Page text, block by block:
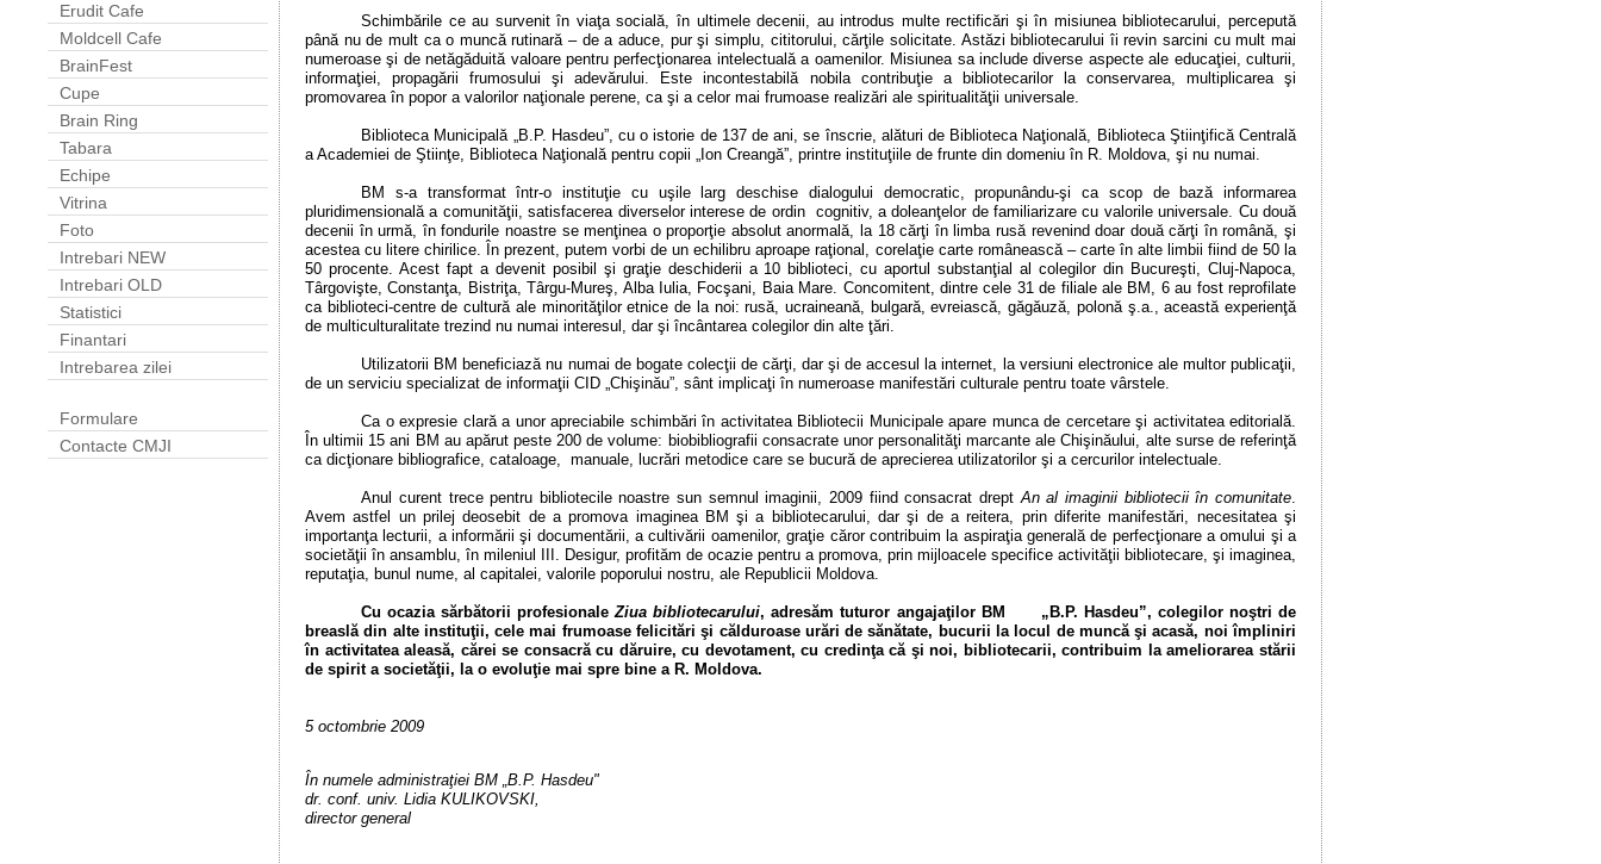
Erudit Cafe
Moldcell Cafe
BrainFest
Cupe
Brain Ring
Tabara
Echipe
Vitrina
Foto
Intrebari NEW
Intrebari OLD
Statistici
Finantari
Intrebarea zilei
Formulare
Contacte CMJI
Schimbările ce au survenit în viaţa socială, în ultimele decenii, au introdus multe rectificări şi în misiunea bibliotecarului, percepută
până nu de mult ca o muncă rutinară – de a aduce, pur şi simplu, cititorului, cărţile solicitate. Astăzi bibliotecarului îi revin sarcini cu mult mai
numeroase şi de netăgăduită valoare pentru perfecţionarea intelectuală a oamenilor. Misiunea sa include diverse aspecte ale educaţiei, culturii,
informaţiei, propagării frumosului şi adevărului. Este incontestabilă nobila contribuţie a bibliotecarilor la conservarea, multiplicarea şi
promovarea în popor a valorilor naţionale perene, ca şi a celor mai frumoase realizări ale spiritualităţii universale.
Biblioteca Municipală „B.P. Hasdeu”, cu o istorie de 137 de ani, se înscrie, alături de Biblioteca Naţională, Biblioteca Ştiinţifică Centrală
a Academiei de Ştiinţe, Biblioteca Naţională pentru copii „Ion Creangă”, printre instituţiile de frunte din domeniu în R. Moldova, şi nu numai.
BM s-a transformat într-o instituţie cu uşile larg deschise dialogului democratic, propunându-şi ca scop de bază informarea
pluridimensională a comunităţii, satisfacerea diverselor interese de ordin
cognitiv, a doleanţelor de familiarizare cu valorile universale. Cu două
decenii în urmă, în fondurile noastre se menţinea o proporţie absolut anormală, la 18 cărţi în limba rusă revenind doar două cărţi în română, şi
acestea cu litere chirilice. În prezent, putem vorbi de un echilibru aproape raţional, corelaţie carte românească – carte în alte limbii fiind de 50 la
50 procente. Acest fapt a devenit posibil şi graţie deschiderii a 10 biblioteci, cu aportul substanţial al colegilor din Bucureşti, Cluj-Napoca,
Târgovişte, Constanţa, Bistriţa, Târgu-Mureş, Alba Iulia, Focşani, Baia Mare. Concomitent, dintre cele 31 de filiale ale BM, 6 au fost reprofilate
ca biblioteci-centre de cultură ale minorităţilor etnice de la noi: rusă, ucraineană, bulgară, evreiască, găgăuză, polonă ş.a., această experienţă
de multiculturalitate trezind nu numai interesul, dar şi încântarea colegilor din alte ţări.
Utilizatorii BM beneficiază nu numai de bogate colecţii de cărţi, dar şi de accesul la internet, la versiuni electronice ale multor publicaţii,
de un serviciu specializat de informaţii CID „Chişinău”, sânt implicaţi în numeroase manifestări culturale pentru toate vârstele.
Ca o expresie clară a unor apreciabile schimbări în activitatea Bibliotecii Municipale apare munca de cercetare şi activitatea editorială.
În ultimii 15 ani BM au apărut peste 200 de volume: biobibliografii consacrate unor personalităţi marcante ale Chişinăului, alte surse de referinţă
ca dicţionare bibliografice, cataloage,
manuale, lucrări metodice care se bucură de aprecierea utilizatorilor şi a cercurilor intelectuale.
Anul curent trece pentru bibliotecile noastre sun semnul imaginii, 2009 fiind consacrat drept An al imaginii bibliotecii în comunitate
Avem astfel un prilej deosebit de a promova imaginea BM şi a bibliotecarului, dar şi de a reitera, prin diferite manifestări, necesitatea şi
importanţa lecturii, a informării şi documentării, a cultivării oamenilor, graţie căror contribuim la aspiraţia generală de perfecţionare a omului şi a
societăţii în ansamblu, în mileniul III. Desigur, profităm de ocazie pentru a promova, prin mijloacele specifice activităţii bibliotecare, şi imaginea,
reputaţia, bunul nume, al capitalei, valorile poporului nostru, ale Republicii Moldova.
Cu ocazia sărbătorii profesionaleZiua bibliotecarului, adresăm tuturor angajaţilor BM
„B.P. Hasdeu”, colegilor noştri de
breaslă din alte instituţii, cele mai frumoase felicitări şi călduroase urări de sănătate, bucurii la locul de muncă şi acasă, noi împliniri
în activitatea aleasă, cărei se consacră cu dăruire, cu devotament, cu credinţa că şi noi, bibliotecarii, contribuim la ameliorarea stării
de spirit a societăţii, la o evoluţie mai spre bine a R. Moldova.
5 octombrie 2009
În numele administraţiei BM „B.P. Hasdeu"
dr. conf. univ. Lidia KULIKOVSKI,
director general